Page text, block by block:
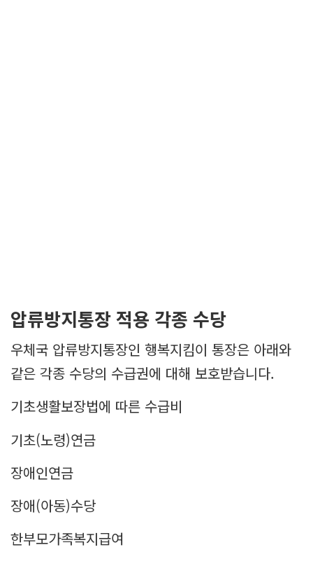
압류방지통장 적용 각종 수당
우체국 압류방지통장인 행복지킴이 통장은 아래와
같은 각종 수당의 수급권에 대해 보호받습니다.
기초생활보장법에 따른 수급비
기초(노령)연금
장애인연금
장애(아동)수당
한부모가족복지급여